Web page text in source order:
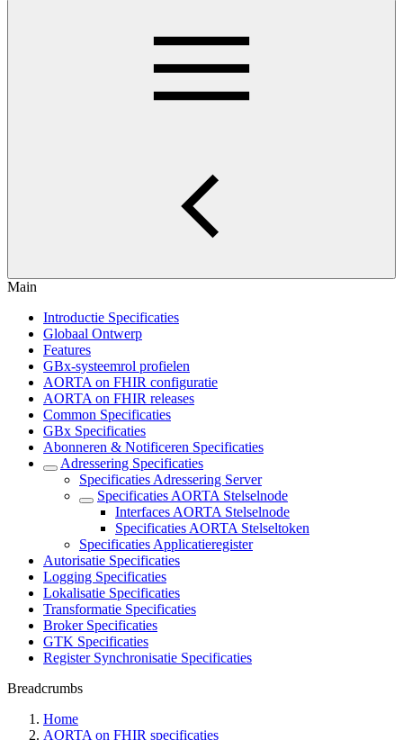
Main
Introductie Specificaties
Globaal Ontwerp
Features
GBx-systeemrol profielen
AORTA on FHIR configuratie
AORTA on FHIR releases
Common Specificaties
GBx Specificaties
Abonneren & Notificeren Specificaties
Adressering Specificaties
Specificaties Adressering Server
Specificaties AORTA Stelselnode
Interfaces AORTA Stelselnode
Specificaties AORTA Stelseltoken
Specificaties Applicatieregister
Autorisatie Specificaties
Logging Specificaties
Lokalisatie Specificaties
Transformatie Specificaties
Broker Specificaties
GTK Specificaties
Register Synchronisatie Specificaties
Breadcrumbs
Home
AORTA on FHIR specificaties